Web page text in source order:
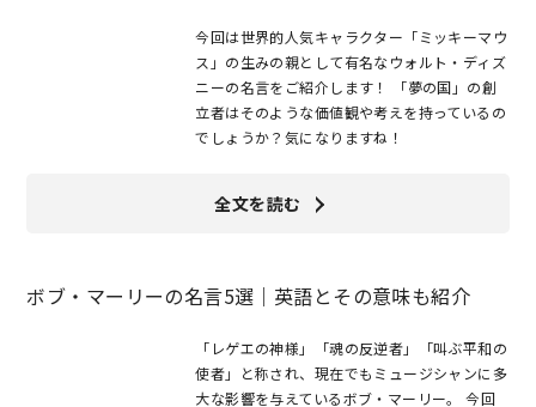
今回は世界的人気キャラクター「ミッキーマウ
ス」の生みの親として有名なウォルト・ディズ
ニーの名言をご紹介します！ 「夢の国」の創
立者はそのような価値観や考えを持っているの
でしょうか？気になりますね！
全文を読む
ボブ・マーリーの名言5選｜英語とその意味も紹介
「レゲエの神様」「魂の反逆者」「叫ぶ平和の
使者」と称され、現在でもミュージシャンに多
大な影響を与えているボブ・マーリー。 今回